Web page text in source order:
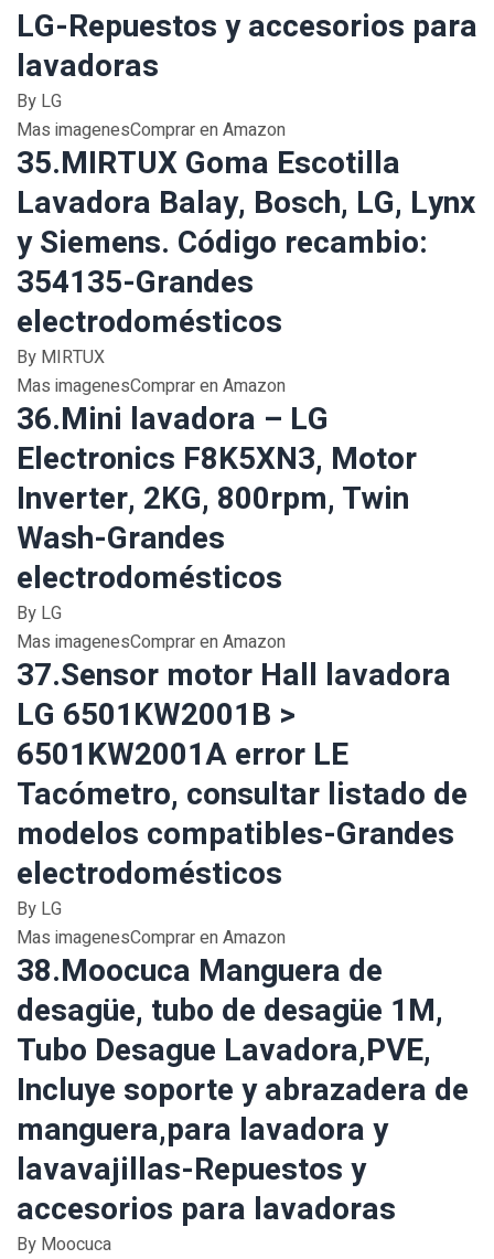
LG-Repuestos y accesorios para
lavadoras
By LG
Mas imagenesComprar en Amazon
35.MIRTUX Goma Escotilla
Lavadora Balay, Bosch, LG, Lynx
y Siemens. Código recambio:
354135-Grandes
electrodomésticos
By MIRTUX
Mas imagenesComprar en Amazon
36.Mini lavadora – LG
Electronics F8K5XN3, Motor
Inverter, 2KG, 800rpm, Twin
Wash-Grandes
electrodomésticos
By LG
Mas imagenesComprar en Amazon
37.Sensor motor Hall lavadora
LG 6501KW2001B >
6501KW2001A error LE
Tacómetro, consultar listado de
modelos compatibles-Grandes
electrodomésticos
By LG
Mas imagenesComprar en Amazon
38.Moocuca Manguera de
desagüe, tubo de desagüe 1M,
Tubo Desague Lavadora,PVE,
Incluye soporte y abrazadera de
manguera,para lavadora y
lavavajillas-Repuestos y
accesorios para lavadoras
By Moocuca